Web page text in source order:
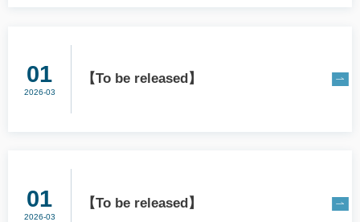
01
2026-03
【To be released】
01
2026-03
【To be released】